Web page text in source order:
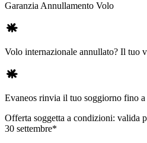
Garanzia Annullamento Volo
Volo internazionale annullato? Il tuo
Evaneos rinvia il tuo soggiorno fino a
Offerta soggetta a condizioni: valida
30 settembre*